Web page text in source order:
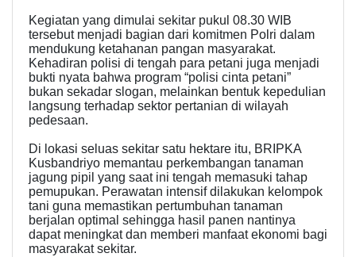
Kegiatan yang dimulai sekitar pukul 08.30 WIB
tersebut menjadi bagian dari komitmen Polri dalam
mendukung ketahanan pangan masyarakat.
Kehadiran polisi di tengah para petani juga menjadi
bukti nyata bahwa program “polisi cinta petani”
bukan sekadar slogan, melainkan bentuk kepedulian
langsung terhadap sektor pertanian di wilayah
pedesaan.
Di lokasi seluas sekitar satu hektare itu, BRIPKA
Kusbandriyo memantau perkembangan tanaman
jagung pipil yang saat ini tengah memasuki tahap
pemupukan. Perawatan intensif dilakukan kelompok
tani guna memastikan pertumbuhan tanaman
berjalan optimal sehingga hasil panen nantinya
dapat meningkat dan memberi manfaat ekonomi bagi
masyarakat sekitar.